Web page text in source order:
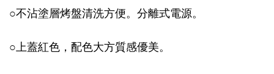
○不沾塗層烤盤清洗方便。分離式電源。
○上蓋紅色，配色大方質感優美。